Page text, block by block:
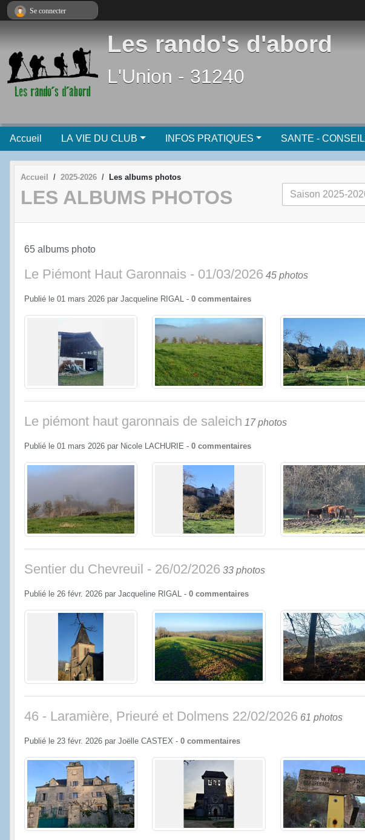
Les rando's d'abord
L'Union - 31240
Accueil LA VIE DU CLUB INFOS PRATIQUES SANTE -
Accueil 2025-2026 Les albums photos
LES ALBUMS PHOTOS
65 albums photo
Le Piémont Haut Garonnais - 01/03/2026 45 photos
Publié le 01 mars 2026 par Jacqueline RIGAL - 0 commentaires
Le piémont haut garonnais de saleich 17 photos
Publié le 01 mars 2026 par Nicole LACHURIE - 0 commentaires
Sentier du Chevreuil - 26/02/2026 33 photos
Publié le 26 févr. 2026 par Jacqueline RIGAL - 0 commentaires
46 - Laramière, Prieuré et Dolmens 22/02/2026 61 photos
Publié le 23 févr. 2026 par Joëlle CASTEX - 0 commentaires
Se connecter
Panneau de gestion des cookies